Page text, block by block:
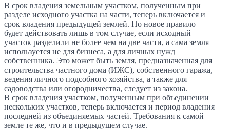
В срок владения земельным участком, полученным при
разделе исходного участка на части, теперь включается и
срок владения предыдущей землей. Но новое правило
будет действовать лишь в том случае, если исходный
участок разделили не более чем на две части, а сама земля
используется не для бизнеса, а для личных нужд
собственника. Это может быть земля, предназначенная для
строительства частного дома (ИЖС), собственного гаража,
ведения личного подсобного хозяйства, а также для
садоводства или огородничества, следует из закона.
В срок владения участком, полученным при объединении
нескольких участков, теперь включается и период владения
последней из объединяемых частей. Требования к самой
земле те же, что и в предыдущем случае.